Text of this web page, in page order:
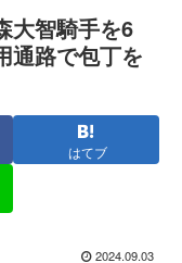
大智騎手を6
路で包丁を
はてブ
2024.09.03